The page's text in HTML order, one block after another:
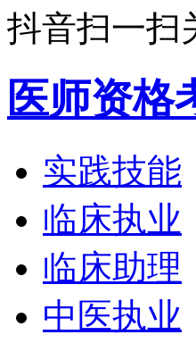
抖音扫一扫
医师资格
实践技能
临床执业
临床助理
中医执业